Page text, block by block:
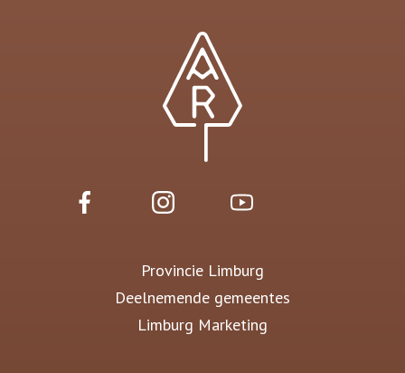
Provincie Limburg
Deelnemende gemeentes
Limburg Marketing